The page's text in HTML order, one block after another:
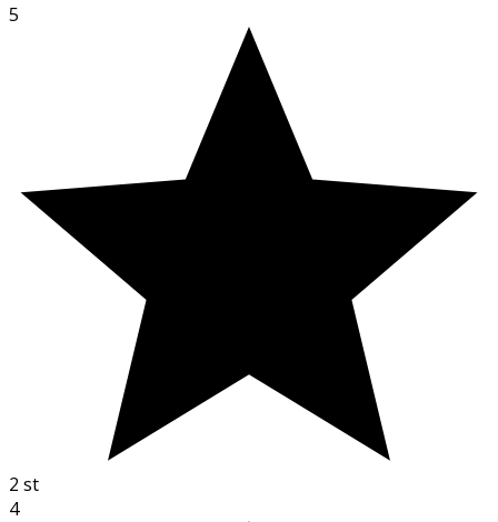
5
2 st
4